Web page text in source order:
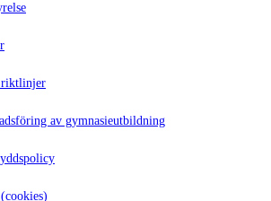
riktlinjer
av gymnasieutbildning